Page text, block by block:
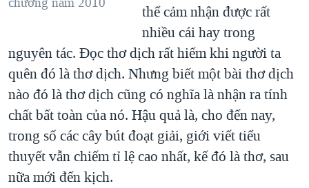
thể cảm nhận được rất
nhiều cái hay trong
nguyên tác. Đọc thơ dịch rất hiếm khi người ta
quên đó là thơ dịch. Nhưng biết một bài thơ dịch
nào đó là thơ dịch cũng có nghĩa là nhận ra tính
chất bất toàn của nó. Hậu quả là, cho đến nay,
trong số các cây bút đoạt giải, giới viết tiểu
thuyết vẫn chiếm tỉ lệ cao nhất, kế đó là thơ, sau
nữa mới đến kịch.